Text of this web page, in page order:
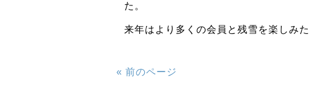
た。
来年はより多くの会員と残雪を楽しみた
« 前のページ